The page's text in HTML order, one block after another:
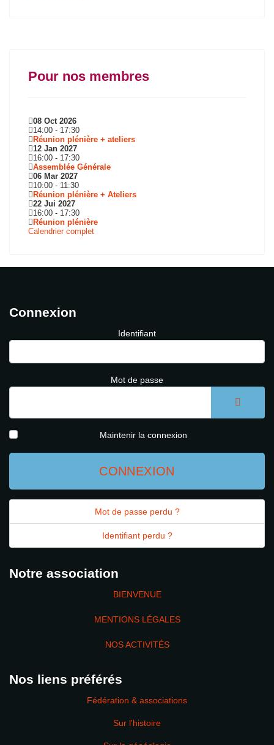
Pour nos membres
08 Oct 2026
14:00 - 17:30
Réunion plénière + ateliers
12 Jan 2027
16:00 - 17:30
Assemblée Générale
06 Mar 2027
10:00 - 11:30
Réunion plénière + Ateliers
22 Jui 2027
16:00 - 17:30
Réunion plénière
Calendrier complet
Connexion
Identifiant
Mot de passe
Maintenir la connexion
CONNEXION
Mot de passe perdu ?
Identifiant perdu ?
Notre association
BIENVENUE
MENTIONS LÉGALES
NOS ACTIVITÉS
Nos liens préférés
Fédération & associations
Sur l'histoire